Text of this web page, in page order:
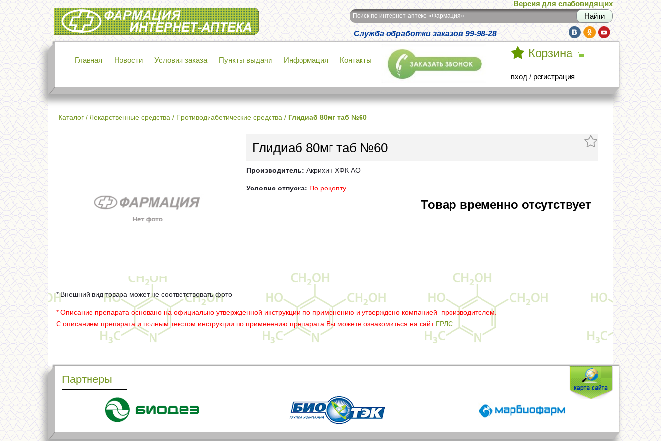
Интернет-аптека Фармация
Версия для слабовидящих
Поиск по интернет-аптеке «Фармация»
Служба обработки заказов 99-98-28
Главная Новости Условия заказа Пункты выдачи Информация Контакты
Корзина
вход / регистрация
Каталог / Лекарственные средства / Противодиабетические средства / Глидиаб 80мг таб №60
Глидиаб 80мг таб №60
Производитель: Акрихин ХФК АО
Условие отпуска: По рецепту
Товар временно отсутствует
* Внешний вид товара может не соответствовать фото
* Описание препарата основано на официально утвержденной инструкции по применению и утверждено компанией–производителем.
С описанием препарата и полным текстом инструкции по применению препарата Вы можете ознакомиться на сайт ГРЛС
Партнеры